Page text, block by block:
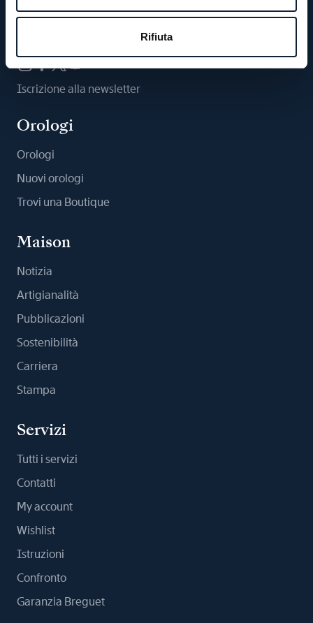
Rifiuta
Iscrizione alla newsletter
Orologi
Orologi
Nuovi orologi
Trovi una Boutique
Maison
Notizia
Artigianalità
Pubblicazioni
Sostenibilità
Carriera
Stampa
Servizi
Tutti i servizi
Contatti
My account
Wishlist
Istruzioni
Confronto
Garanzia Breguet